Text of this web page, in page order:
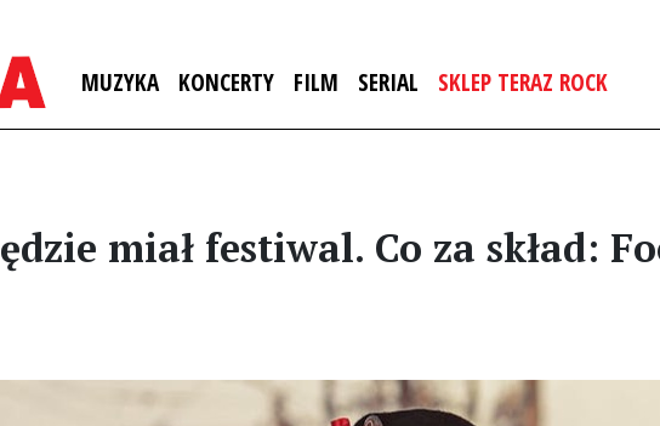
MUZYKA KONCERTY FILM SERIAL SKLEP TERAZ ROCK
miał festiwal. Co za skład: